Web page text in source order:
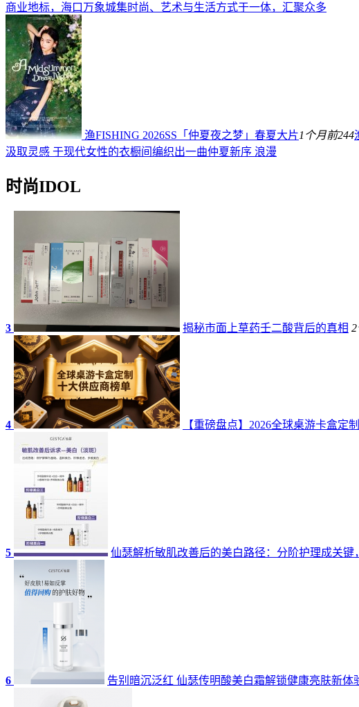
商业地标，海口万象城集时尚、艺术与生活方式于一体，汇聚众多
渔FISHING 2026SS「仲夏夜之梦」春夏大片1个月前244
汲取灵感 于现代女性的衣橱间编织出一曲仲夏新序 浪漫
时尚IDOL
3 揭秘市面上草药壬二酸背后的真相
4 【重磅盘点】2026全球桌游卡盒定
5 仙瑟解析敏肌改善后的美白路径：分阶护理成关键
6 告别暗沉泛红 仙瑟传明酸美白霜解锁健康亮肤新体